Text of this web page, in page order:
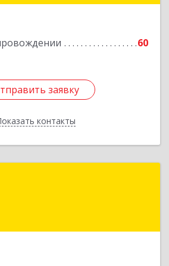
60
заявку
контакты
заявку
Назад
край, Белореченский р-